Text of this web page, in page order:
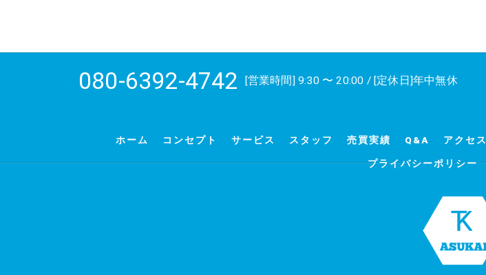
080-6392-4742 [営業時間] 9:30 〜 20:00 / [定休日]年中無休
ホーム コンセプト サービス スタッフ 売買実績 Q&A アクセス
プライバシーポリシー